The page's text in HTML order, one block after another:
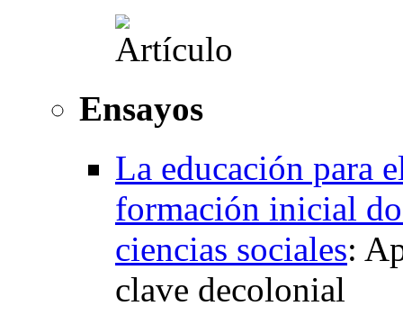
Ensayos
La educación para
formación inicial
ciencias sociales:
clave decolonial